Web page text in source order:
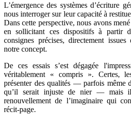
L’émergence des systèmes d’écriture
nous interroger sur leur capacité à
Dans cette perspective, nous avons
en sollicitant ces dispositifs à partir
consignes précises, directement
notre concept.
De ces essais s’est dégagée
véritablement « compris ». Certes,
présenter des qualités — parfois même
qu’il serait injuste de nier — mais
renouvellement de l’imaginaire qui
récit-page.